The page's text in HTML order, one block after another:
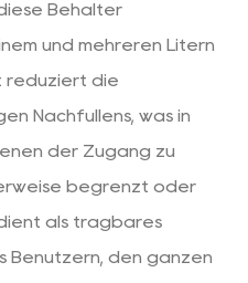
Behälter
und mehreren Litern
reduziert die
Nachfüllens, was in
der Zugang zu
begrenzt oder
als tragbares
Benutzern, den ganzen